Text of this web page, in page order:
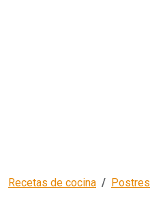
Recetas de cocina Postres